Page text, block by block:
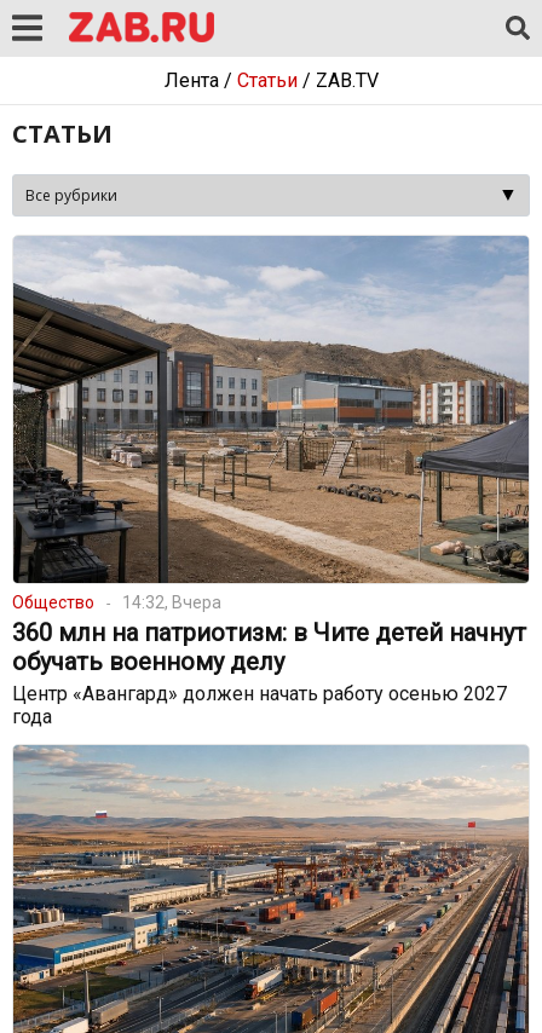
Лента/ Статьи/ ZAB.TV
СТАТЬИ
Общество 14:32, Вчера
360 млн на патриотизм: в Чите детей начнут
обучать военному делу
Центр «Авангард» должен начать работу осенью 2027
года